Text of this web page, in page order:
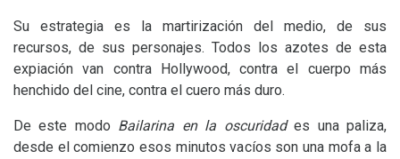
Su estrategia es la martirización del medio, de sus
recursos, de sus personajes. Todos los azotes de esta
expiación van contra Hollywood, contra el cuerpo más
henchido del cine, contra el cuero más duro.
De este modo Bailarina en la oscuridades una paliza,
desde el comienzo esos minutos vacíos son una mofa a la